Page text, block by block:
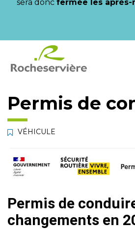
sera donc fermée les après-
contenu
pied
Permis de
VÉHICULE
Permis de
changements en